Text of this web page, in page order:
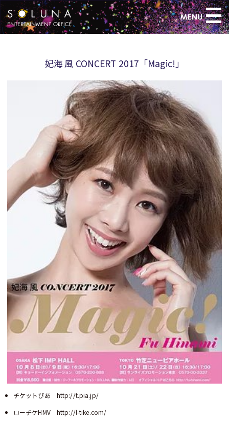
妃海 風 CONCERT 2017「Magic!」
チケットぴあ http://t.pia.jp/
ローチケHMV http://l-tike.com/